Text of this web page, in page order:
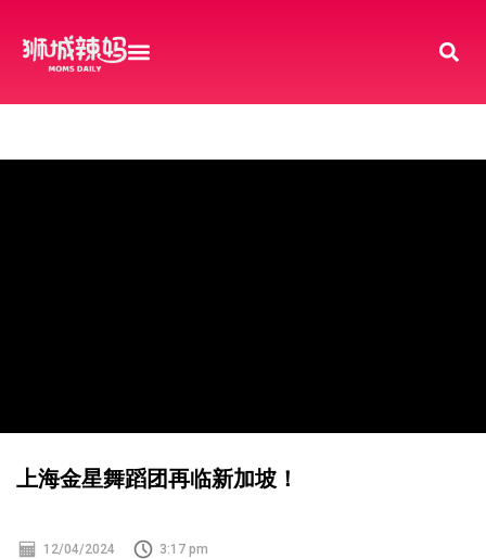
上海金星舞蹈团再临新加坡！
12/04/2024 3:17 pm